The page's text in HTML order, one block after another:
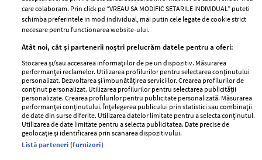
confruntă artista
mediul online
Jeff Bezos își vinde iahtul în
valoare de 500 de milioane de
Regina Elisabeta ar fi refuzat să
care colaboram. Prin click pe “VREAU SA MODIFIC SETARILE INDIVIDUAL” puteti
schimba preferintele in mod individual, mai putin cele legate de cookie strict
necesare pentru functionarea website-ului.
Atât noi, cât și partenerii noștri prelucrăm datele pentru a oferi:
Stocarea și/sau accesarea informațiilor de pe un dispozitiv. Măsurarea
performanței reclamelor. Utilizarea profilurilor pentru selectarea conținutului
personalizat. Dezvoltarea și îmbunătățirea serviciilor. Crearea profilurilor de
conținut personalizat. Utilizarea profilurilor pentru selectarea publicității
personalizate. Crearea profilurilor pentru publicitate personalizată. Măsurarea
performanței conținutului. Înțelegerea publicului prin statistici sau combinații
de date din surse diferite. Utilizarea datelor limitate pentru a selecta conținutul.
Utilizarea de date limitate pentru a selecta publicitatea. Date precise de
geolocație și identificarea prin scanarea dispozitivului.
Listă parteneri (furnizori)